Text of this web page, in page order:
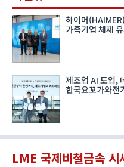
하이머
가족기업 체제
제조업 AI 도입,
한국요꼬가와전
LME 국제비철금속 시